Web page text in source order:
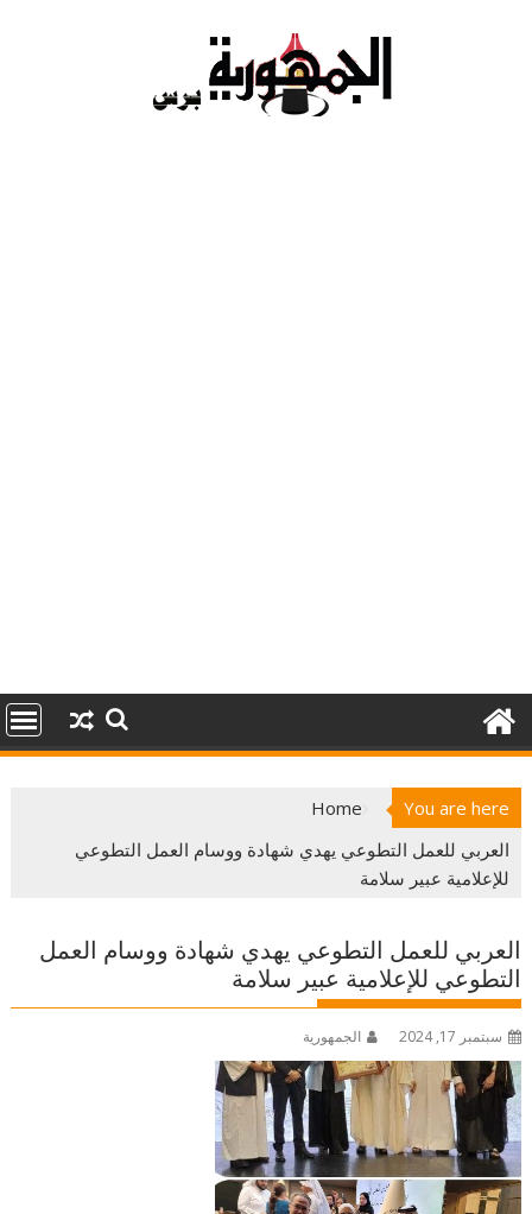
You are here
Home
العربي للعمل التطوعي يهدي شهادة ووسام العمل التطوعي
للإعلامية عبير سلامة
العربي للعمل التطوعي يهدي شهادة ووسام العمل
التطوعي للإعلامية عبير سلامة
سبتمبر 17, 2024 الجمهورية